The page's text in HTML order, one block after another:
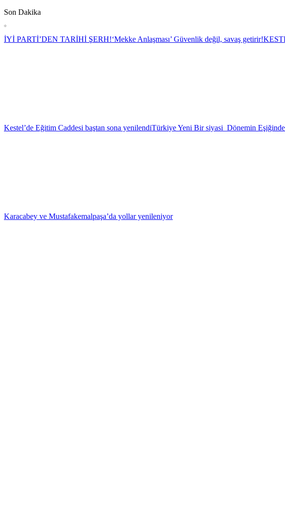
Son Dakika
İYİ PARTİ’DEN TARİHİ ŞERH!‘Mekke Anlaşması’ Güvenlik değil, savaş getirir!
Kestel’de Eğitim Caddesi baştan sona yenilendiTürkiye Yeni Bir siyasi Dönemin Eşiğinde
Karacabey ve Mustafakemalpaşa’da yollar yenileniyor